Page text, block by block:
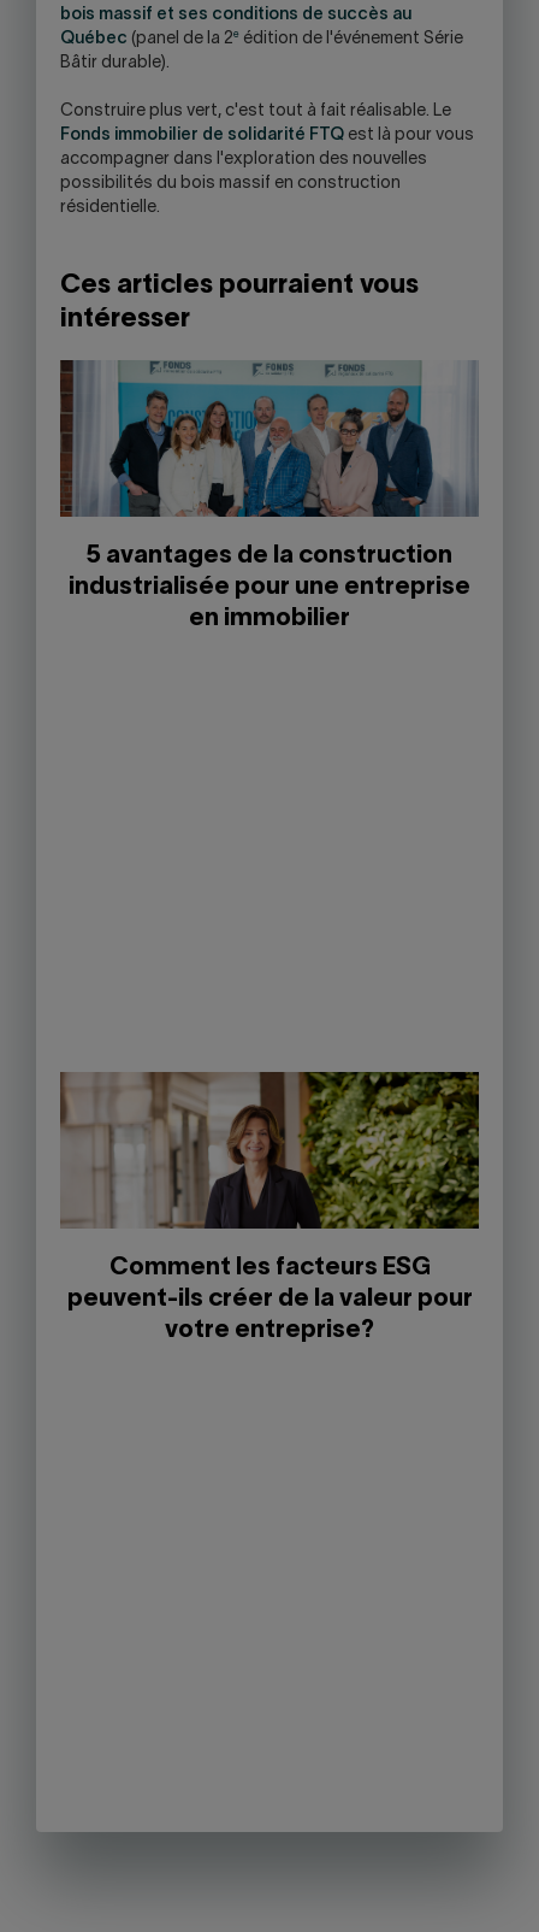
bois massif et ses conditions de succès au
Québec (panel de la 2e édition de l'événement Série
Bâtir durable).
Construire plus vert, c'est tout à fait réalisable. Le
Fonds immobilier de solidarité FTQ est là pour vous
accompagner dans l'exploration des nouvelles
possibilités du bois massif en construction
résidentielle.
Ces articles pourraient vous
intéresser
5 avantages de la construction
industrialisée pour une entreprise
en immobilier
Comment les facteurs ESG
peuvent-ils créer de la valeur pour
votre entreprise?